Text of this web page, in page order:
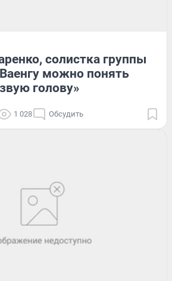
солистка группы
можно понять
голову»
1 028 Обсудить